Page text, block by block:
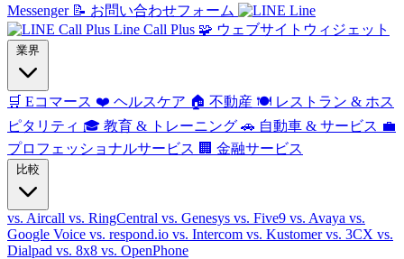
Messenger 📝 お問い合わせフォーム
Line
Line Call Plus 🧩 ウェブサイトウィジェット
業界
🛒 Eコマース ❤️ ヘルスケア 🏠 不動産 🍽️ レストラン & ホス
ピタリティ 🎓 教育 & トレーニング 🚗 自動車 & サービス 💼
プロフェッショナルサービス 🏢 金融サービス
比較
vs. Aircall vs. RingCentral vs. Genesys vs. Five9 vs. Avaya vs.
Google Voice vs. respond.io vs. Intercom vs. Kustomervs. 3CX vs.
Dialpad vs. 8x8 vs. OpenPhone